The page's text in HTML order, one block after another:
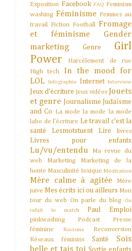
Exposition Facebook FAQ Feminism
washing Féminisme Femmes au
travail Fiction Football Fromage
et féminisme
Gender
marketing
Genre
Girl
Power
Harcèlement de rue
High tech
In the mood for
LOL
Infographie Internet Interview
Jeux d'écriture Jeux vidéos Jouets
et genre
Journalisme
Judaïsme
and Co
La mode la mode la mode
labo de l'écriture Le travail c'est la
santé
Lesmotstuent Lire livres
Livres pour enfants
Lu/vu/entendu
Ma revue du
web
Marketing
Marketing de la
honte Masculinité toxique Méditation
Mère calme à agitée
Mère
juive Mes écrits ici ou ailleurs Mon
tour du web On parle du blog
On
refait le match
Paul Emploi
pinkwashing Podcast
Presse
féminine
Racisme
Reconversion
Réseaux féminins
Santé
Sois
Sortie enfants